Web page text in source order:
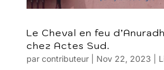
Le Cheval en feu
chez Actes Sud.
par contributeur| Nov 22, 2023